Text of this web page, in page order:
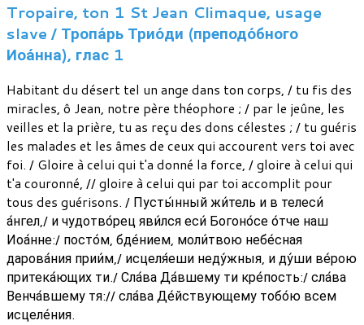
Tropaire, ton 1 St Jean Climaque, usage
slave / Тропа́рь Трио́ди (преподо́бного
Иоа́нна), глас 1
Habitant du désert tel un ange dans ton corps, / tu fis des
miracles, ô Jean, notre père théophore ; / par le jeûne, les
veilles et la prière, tu as reçu des dons célestes ; / tu guéris
les malades et les âmes de ceux qui accourent vers toi avec
foi. / Gloire à celui qui t'a donné la force, / gloire à celui qui
t'a couronné, // gloire à celui qui par toi accomplit pour
tous des guérisons. / Пусты́нный жи́тель и в телеси́
а́нгел,/ и чудотво́рец яви́лся еси́ Богоно́се о́тче наш
Иоа́нне:/ посто́м, бде́нием, моли́твою небе́сная
дарова́ния прии́м,/ исцеля́еши неду́жныя, и ду́ши ве́рою
притека́ющих ти./ Сла́ва Да́вшему ти кре́пость:/ сла́ва
Венча́вшему тя:// сла́ва Де́йствующему тобо́ю всем
исцеле́ния.